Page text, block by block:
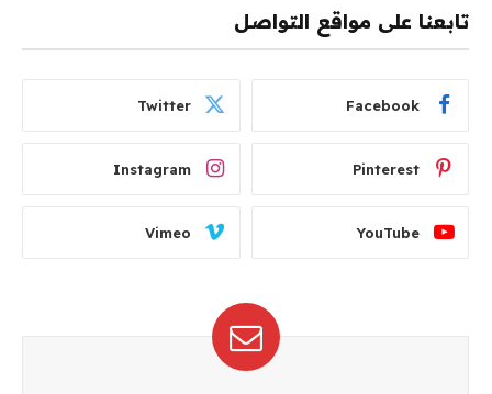
تابعنا على مواقع التواصل
Facebook
Twitter
Pinterest
Instagram
YouTube
Vimeo